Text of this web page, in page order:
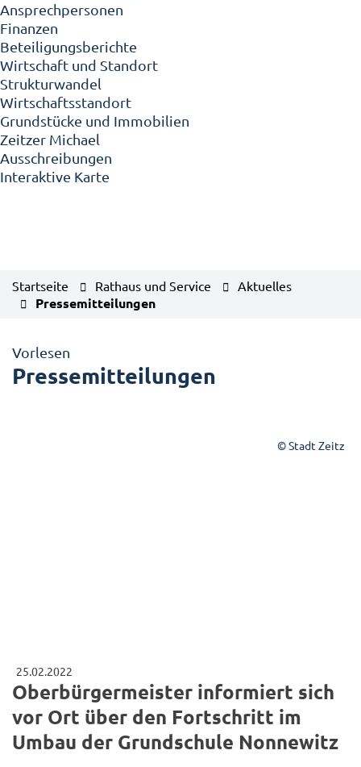
Ansprechpersonen
Finanzen
Beteiligungsberichte
Wirtschaft und Standort
Strukturwandel
Wirtschaftsstandort
Grundstücke und Immobilien
Zeitzer Michael
Ausschreibungen
Interaktive Karte
Startseite Rathaus und Service Aktuelles
Pressemitteilungen
Vorlesen
Pressemitteilungen
© Stadt Zeitz
25.02.2022
Oberbürgermeister informiert sich
vor Ort über den Fortschritt im
Umbau der Grundschule Nonnewitz